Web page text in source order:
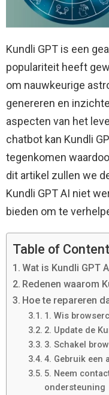
Kundli GPT is een
populariteit heeft
om nauwkeurige
genereren en
aspecten van het
chatbot kan Kundli
tegenkomen
dit artikel zullen we
Kundli GPT AI niet
bieden om te
Table of
Wat is Kundli GPT
Redenen waarom
Hoe te repareren
1. Wis
2. Update de
3. Schakel
4. Gebruik een
5. Neem
ondersteuning